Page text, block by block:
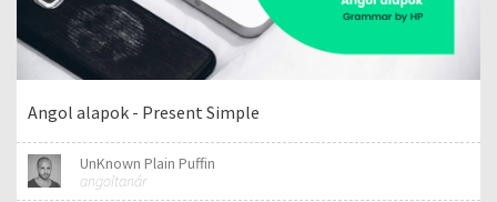
Angol alapok - Present Simple
UnKnown Plain Puffin
angoltanár